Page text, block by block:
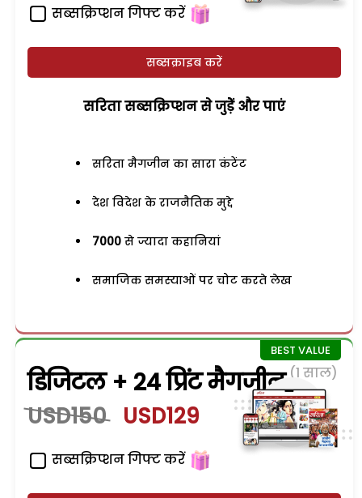
सब्सक्रिप्शन गिफ्ट करें
सब्सक्राइब करें
सरिता सब्सक्रिप्शन से जुड़ेें और पाएं
सरिता मैगजीन का सारा कंटेंट
देश विदेश के राजनैतिक मुद्दे
7000 से ज्यादा कहानियां
समाजिक समस्याओं पर चोट करते लेख
डिजिटल + 24 प्रिंट मैगजीन (1 साल)
USD150 USD129
सब्सक्रिप्शन गिफ्ट करें